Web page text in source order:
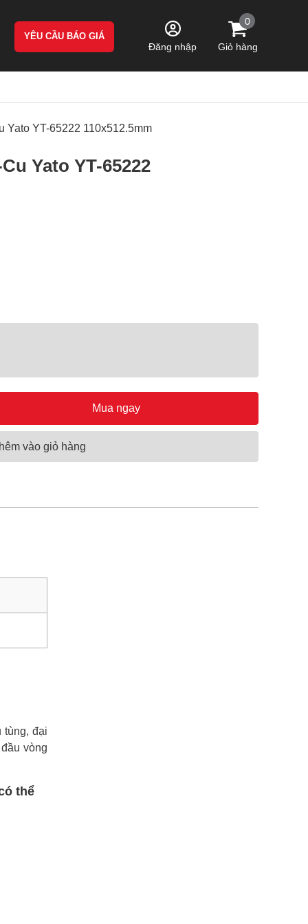
YÊU CẦU BÁO GIÁ
Đăng nhập
0
Giỏ hàng
Yato YT-65222 110x512.5mm
Yato YT-65222
Mua ngay
vào giỏ hàng
tùng, đại
vòng
thể